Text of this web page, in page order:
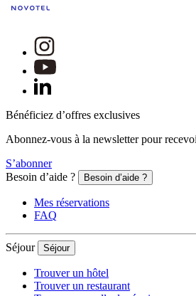
Bénéficiez d’offres exclusives
Abonnez-vous à la newsletter pour
S’abonner
Besoin d’aide ?
Besoin d’aide ?
Mes réservations
FAQ
Séjour Séjour
Trouver un hôtel
Trouver un restaurant